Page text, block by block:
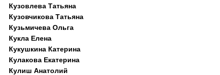
Кузовлева Татьяна
Кузовчикова Татьяна
Кузьмичева Ольга
Кукла Елена
Кукушкина Катерина
Кулакова Екатерина
Кулиш Анатолий